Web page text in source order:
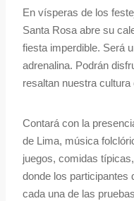
En vísperas de los
Santa Rosa abre su
fiesta imperdible. Será
adrenalina. Podrán
resaltan nuestra cultura
Contará con la
de Lima, música
juegos, comidas
donde los participantes
cada una de las